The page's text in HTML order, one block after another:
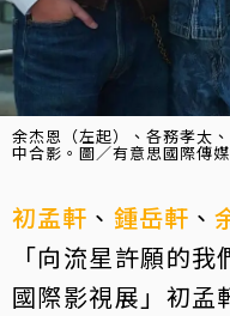
余杰恩（左起）、各務孝太
中合影。圖／有意思國際傳
初孟軒 、 鍾岳軒 、
「向流星許願的
國際影視展」初孟